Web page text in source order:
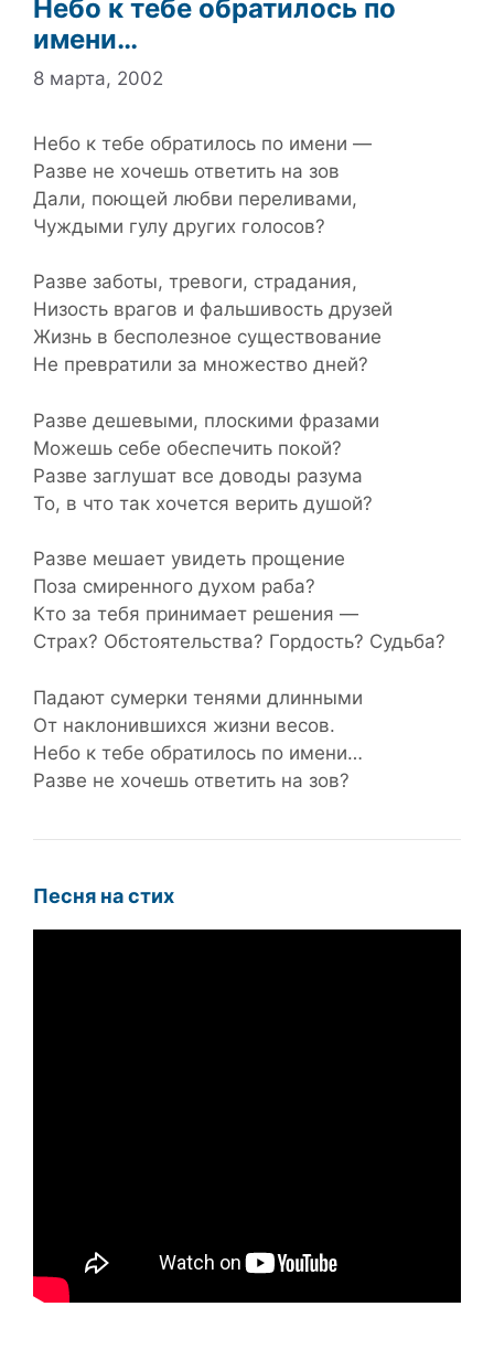
Небо к тебе обратилось по
имени…
8 марта, 2002
Небо к тебе обратилось по имени —
Разве не хочешь ответить на зов
Дали, поющей любви переливами,
Чуждыми гулу других голосов?
Разве заботы, тревоги, страдания,
Низость врагов и фальшивость друзей
Жизнь в бесполезное существование
Не превратили за множество дней?
Разве дешевыми, плоскими фразами
Можешь себе обеспечить покой?
Разве заглушат все доводы разума
То, в что так хочется верить душой?
Разве мешает увидеть прощение
Поза смиренного духом раба?
Кто за тебя принимает решения —
Страх? Обстоятельства? Гордость? Судьба?
Падают сумерки тенями длинными
От наклонившихся жизни весов.
Небо к тебе обратилось по имени…
Разве не хочешь ответить на зов?
Песня на стих